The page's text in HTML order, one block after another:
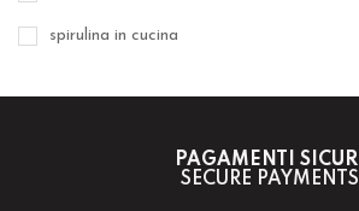
spirulina in cucina
PAGAMENTI SICURI
SECURE PAYMENTS